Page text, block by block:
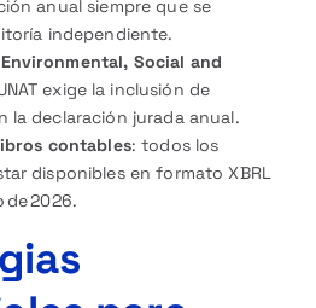
anual siempre que se
independiente.
Social and
exige la inclusión de
la declaración jurada anual.
contables: todos los
disponibles en formato XBRL
de 2026.